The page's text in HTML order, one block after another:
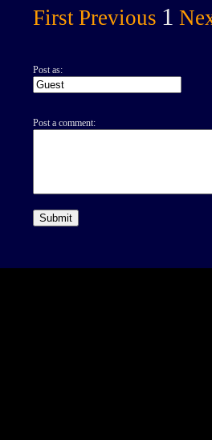
First Previous 1
Post as:
Post a comment: